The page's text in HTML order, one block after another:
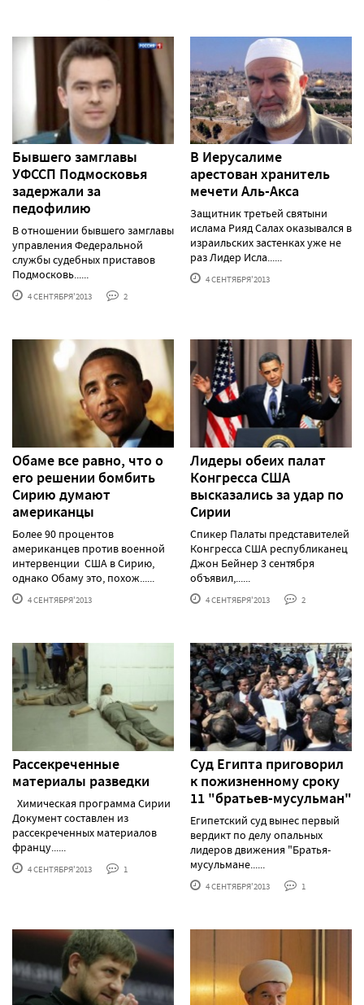
Бывшего замглавы
УФССП Подмосковья
задержали за
педофилию
В отношении бывшего замглавы
управления Федеральной
службы судебных приставов
Подмосковь......
4 СЕНТЯБРЯ'2013 2
В Иерусалиме
арестован хранитель
мечети Аль-Акса
Защитник третьей святыни
ислама Рияд Салах оказывался в
израильских застенках уже не
раз Лидер Исла......
4 СЕНТЯБРЯ'2013
Обаме все равно, что о
его решении бомбить
Сирию думают
американцы
Более 90 процентов
американцев против военной
интервенции США в Сирию,
однако Обаму это, похож......
4 СЕНТЯБРЯ'2013
Лидеры обеих палат
Конгресса США
высказались за удар по
Сирии
Спикер Палаты представителей
Конгресса США республиканец
Джон Бейнер 3 сентября
объявил,......
4 СЕНТЯБРЯ'2013 2
Рассекреченные
материалы разведки
Химическая программа Сирии
Документ составлен из
рассекреченных материалов
францу......
4 СЕНТЯБРЯ'2013 1
Суд Египта приговорил
к пожизненному сроку
11 "братьев-мусульман"
Египетский суд вынес первый
вердикт по делу опальных
лидеров движения "Братья-
мусульмане......
4 СЕНТЯБРЯ'2013 1